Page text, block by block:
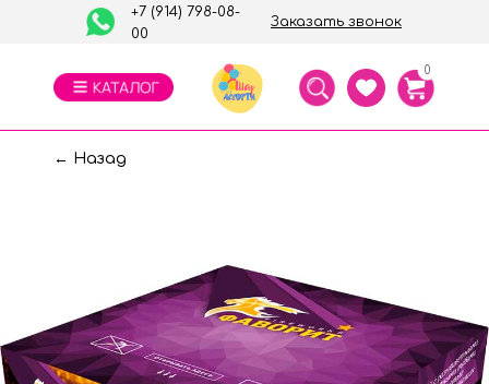
Заказать звонок
+7 (914) 798-08-
00
0
← Назад